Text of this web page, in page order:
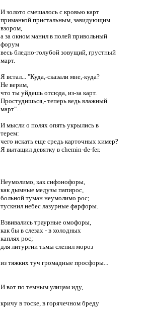
И золото смешалось с кровью карт
приманкой пристальным, завидующим
взором,
а за окном манил в полей привольный
форум
весь бледно-голубой зовущий, грустный
март.
Я встал... "Куда,-сказали мне,-куда?
Не верим,
что ты уйдешь отсюда, из-за карт.
Простудишься,- теперь ведь влажный
март"...
И мысли о полях опять укрылись в
терем:
чего искать еще средь карточных химер?
Я вытащил девятку в chemin-de-fer.
Неумолимо, как сифонофоры,
как дымные медузы папирос,
больной туман неумолимо рос;
тускнил небес лазурные фарфоры.
Взвивались траурные омофоры,
как бы в слезах - в холодных
каплях рос;
для литургии тьмы слепил мороз
из тяжких туч громадные просфоры...
И вот по темным улицам иду,
кричу в тоске, в горячечном бреду